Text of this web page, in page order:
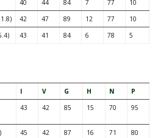
40 44 84 7 77
10
42 47 89 12 77
10
43 41 84 6 78 5
I V G H N
P
43 42 85 15 70 95
45 42 87 16 71
80